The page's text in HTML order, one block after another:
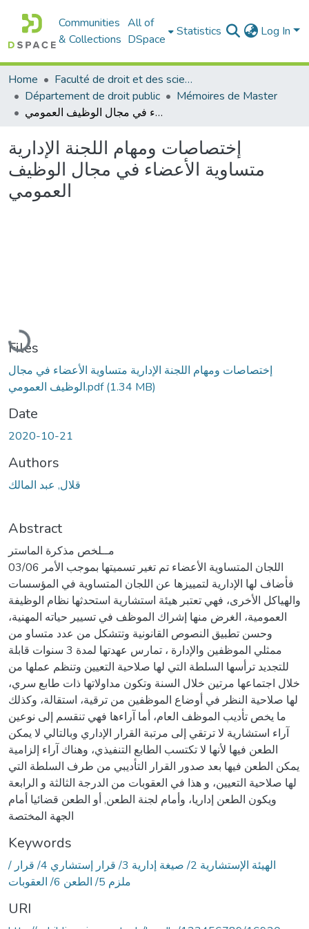
Communities
& Collections
All of
DSpace
Statistics Log In
Home
Faculté de droit et des sciences politiques
Département de droit public
Mémoires de Master
إختصاصات ومهام اللجنة الإدارية متساوية الأعضاء في مجال الوظيف العمومي
إختصاصات ومهام اللجنة الإدارية
متساوية الأعضاء في مجال الوظيف
العمومي
Loading...
Files
إختصاصات ومهام اللجنة الإدارية متساوية الأعضاء في مجال
الوظيف العمومي.pdf(1.34 MB)
Date
2020-10-21
Authors
قلال, عبد المالك
Abstract
مــلخص مذكرة الماستر
اللجان المتساوية الأعضاء تم تغير تسميتها بموجب الأمر 03/06
فأضاف لها الإدارية لتمييزها عن اللجان المتساوية في المؤسسات
والهياكل الأخرى، فهي تعتبر هيئة استشارية استحدثها نظام الوظيفة
العمومية، الغرض منها إشراك الموظف في تسيير حياته المهنية،
وحسن تطبيق النصوص القانونية وتتشكل من عدد متساو من
ممثلي الموظفين والإدارة ، تمارس عهدتها لمدة 3 سنوات قابلة
للتجديد ترأسها السلطة التي لها صلاحية التعيين وتنظم عملها من
خلال اجتماعها مرتين خلال السنة وتكون مداولاتها ذات طابع سري،
لها صلاحية النظر في أوضاع الموظفين من ترقية، استقالة، وكذلك
ما يخص تأديب الموظف العام، أما آراءها فهي تنقسم إلى نوعين
آراء استشارية لا ترتقي إلى مرتبة القرار الإداري وبالتالي لا يمكن
الطعن فيها لأنها لا تكتسب الطابع التنفيذي، وهناك آراء إلزامية
يمكن الطعن فيها بعد صدور القرار التأديبي من طرف السلطة التي
لها صلاحية التعيين، و هذا في العقوبات من الدرجة الثالثة و الرابعة
ويكون الطعن إداريا، وأمام لجنة الطعن, أو الطعن قضائيا أمام
الجهة المختصة
Keywords
/ الهيئة الإستشارية 2/ صيغة إدارية 3/ قرار إستشاري 4/ قرار
ملزم 5/ الطعن 6/ العقوبات
URI